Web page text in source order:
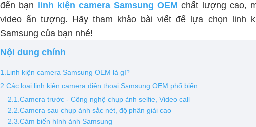
đến bạn
linh kiện camera Samsung OEM chất lượng cao,
video ấn tượng. Hãy tham khảo bài viết để lựa chọn linh
Samsung của bạn nhé!
Nội dung chính
1.Linh kiện camera Samsung OEM là gì?
2.Các loại linh kiện camera điện thoại Samsung OEM phổ biến
2.1.Camera trước - Công nghệ chụp ảnh selfie, Video call
2.2.Camera sau chụp ảnh sắc nét, độ phân giải cao
2.3.Cảm biến hình ảnh Samsung